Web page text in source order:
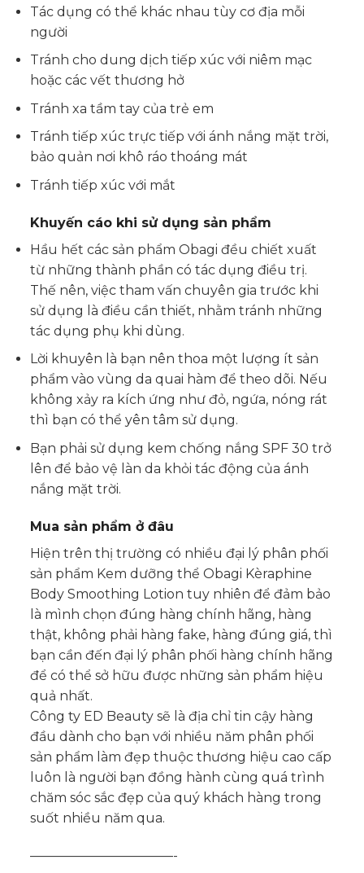
Tác dụng có thể khác nhau tùy cơ địa mỗi
người
Tránh cho dung dịch tiếp xúc với niêm mạc
hoặc các vết thương hở
Tránh xa tầm tay của trẻ em
Tránh tiếp xúc trực tiếp với ánh nắng mặt trời,
bảo quản nơi khô ráo thoáng mát
Tránh tiếp xúc với mắt
Khuyến cáo khi sử dụng sản phẩm
Hầu hết các sản phẩm Obagi đều chiết xuất
từ những thành phần có tác dụng điều trị.
Thế nên, việc tham vấn chuyên gia trước khi
sử dụng là điều cần thiết, nhằm tránh những
tác dụng phụ khi dùng.
Lời khuyên là bạn nên thoa một lượng ít sản
phẩm vào vùng da quai hàm để theo dõi. Nếu
không xảy ra kích ứng như đỏ, ngứa, nóng rát
thì bạn có thể yên tâm sử dụng.
Bạn phải sử dụng kem chống nắng SPF 30 trở
lên để bảo vệ làn da khỏi tác động của ánh
nắng mặt trời.
Mua sản phẩm ở đâu
Hiện trên thị trường có nhiều đại lý phân phối
sản phẩm Kem dưỡng thể Obagi Kèraphine
Body Smoothing Lotion tuy nhiên để đảm bảo
là mình chọn đúng hàng chính hãng, hàng
thật, không phải hàng fake, hàng đúng giá, thì
bạn cần đến đại lý phân phối hàng chính hãng
để có thể sở hữu được những sản phẩm hiệu
quả nhất.
Công ty ED Beauty sẽ là địa chỉ tin cậy hàng
đầu dành cho bạn với nhiều năm phân phối
sản phẩm làm đẹp thuộc thương hiệu cao cấp
luôn là người bạn đồng hành cùng quá trình
chăm sóc sắc đẹp của quý khách hàng trong
suốt nhiều năm qua.
———————————-